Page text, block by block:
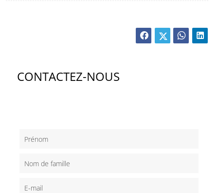
CONTACTEZ-NOUS